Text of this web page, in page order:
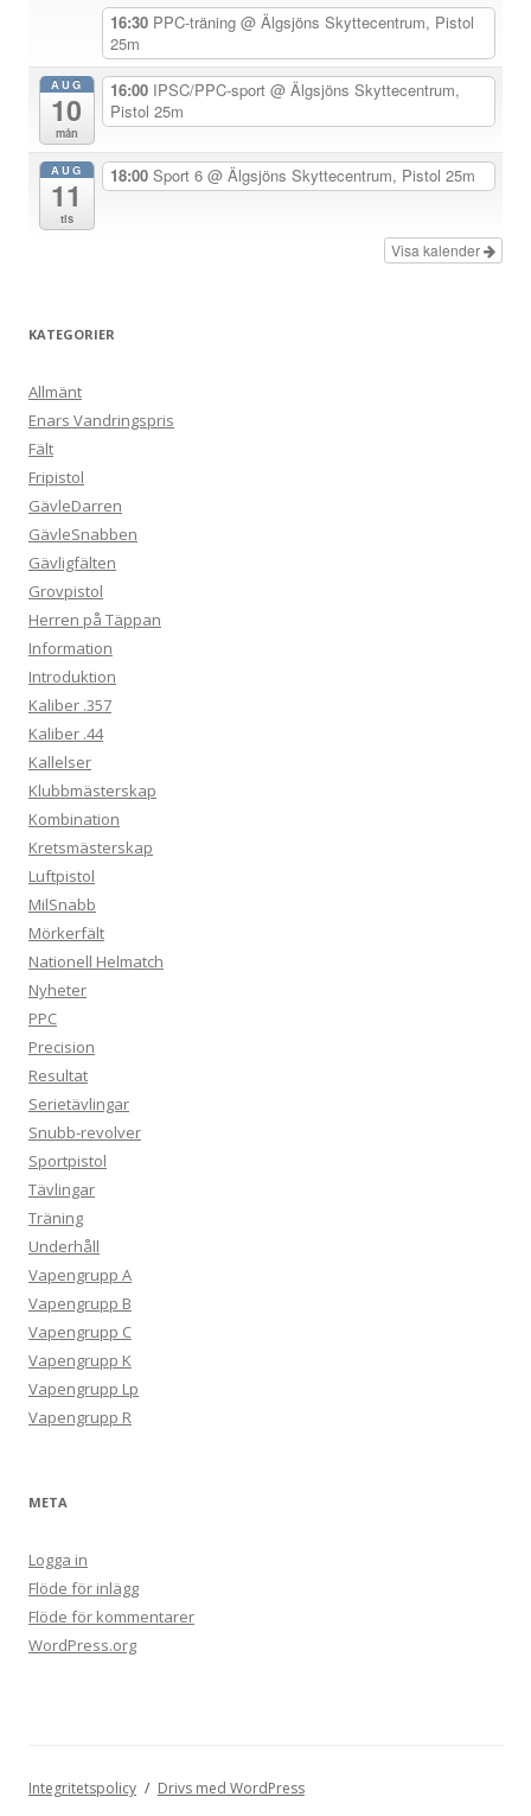
g
16:30 PPC-träning @ Älgsjöns Skyttecentrum, Pistol
25m
AUG
10
mån
16:00 IPSC/PPC-sport @ Älgsjöns Skyttecentrum,
Pistol 25m
AUG
11
tis
18:00 Sport 6 @ Älgsjöns Skyttecentrum, Pistol 25m
Visa kalender
KATEGORIER
Allmänt
Enars Vandringspris
Fält
Fripistol
GävleDarren
GävleSnabben
Gävligfälten
Grovpistol
Herren på Täppan
Information
Introduktion
Kaliber .357
Kaliber .44
Kallelser
Klubbmästerskap
Kombination
Kretsmästerskap
Luftpistol
MilSnabb
Mörkerfält
Nationell Helmatch
Nyheter
PPC
Precision
Resultat
Serietävlingar
Snubb-revolver
Sportpistol
Tävlingar
Träning
Underhåll
Vapengrupp A
Vapengrupp B
Vapengrupp C
Vapengrupp K
Vapengrupp Lp
Vapengrupp R
META
Logga in
Flöde för inlägg
Flöde för kommentarer
WordPress.org
Integritetspolicy Drivs med WordPress